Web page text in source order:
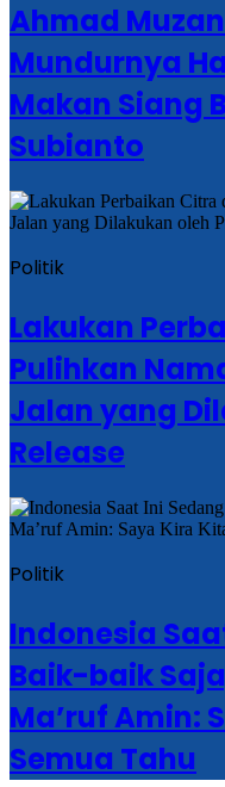
Ahmad
Mundurnya
Makan Siang
Subianto
Politik
Lakukan
Pulihkan
Jalan yang
Release
Politik
Indonesia
Baik-baik
Ma’ruf Amin:
Semua Tahu